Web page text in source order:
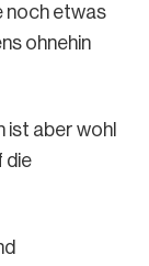
noch etwas
ohnehin
ist aber wohl
die